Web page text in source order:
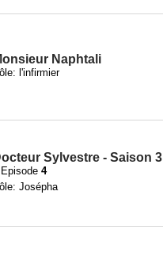
Naphtali
l'infirmier
Sylvestre - Saison 3
4
Josépha